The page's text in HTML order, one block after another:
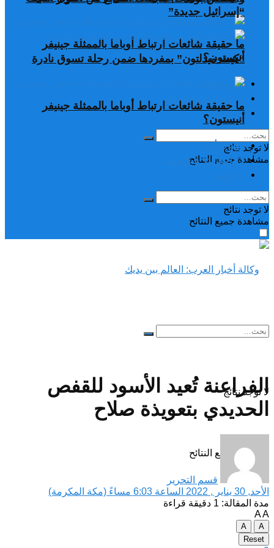
ما حقيقة شائعات ارتباط أوباما بالممثلة جينيفر
أنيستون؟
تغريدات
دراسات وبحوث
رياضة
لا توجد نتائج
مشاهدة جميع النتائح
“إسرائيل جديدة”
“كيت ميدلتون” بمفردها ضمن رحلة تسوق نادرة
ما حقيقة شائعات ارتباط أوباما بالممثلة جينيفر
أنيستون؟
تغريدات
دراسات وبحوث
لا توجد نتائج
مشاهدة جميع النتائح
لا توجد نتائج
مشاهدة جميع النتائح
الفراعنة تُعيد الأسود للقفص
الحديدي بتعويذة صلاح
قسم التحرير
الأحد, 30 يناير , 2022 الساعة 6:03 مساءً (مكة المكرمة)
مدة المقالة: 1 دقيقة قراءة
AA
A
A
Reset